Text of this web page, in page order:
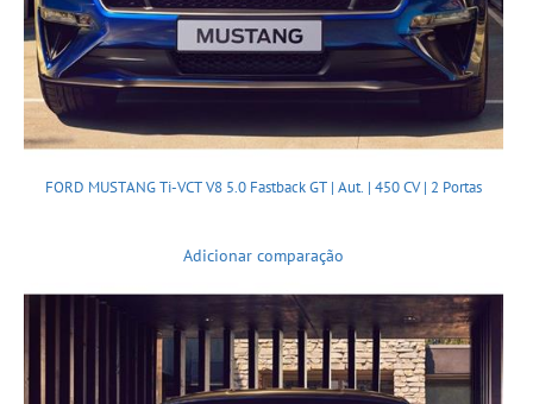
FORD MUSTANG Ti-VCT V8 5.0 Fastback GT | Aut. | 450 CV | 2 Portas
Adicionar comparação